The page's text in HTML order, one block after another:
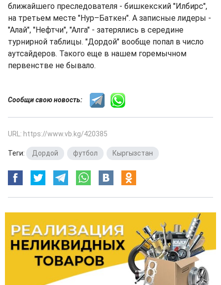
ближайшего преследователя - бишкекский "Илбирс",
на третьем месте "Нур–Баткен". А записные лидеры -
"Алай", "Нефтчи", "Алга" - затерялись в середине
турнирной таблицы. "Дордой" вообще попал в число
аутсайдеров. Такого еще в нашем горемычном
первенстве не бывало.
Сообщи свою новость:
URL: https://www.vb.kg/420385
Теги: Дордой футбол Кыргызстан